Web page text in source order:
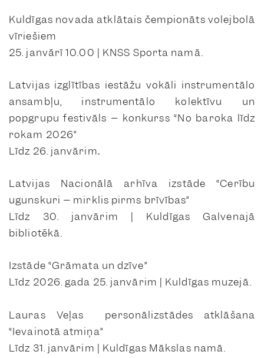
Kuldīgas novada atklātais čempionāts volejbolā
vīriešiem
25. janvārī 10.00 | KNSS Sporta namā.
Latvijas izglītības iestāžu vokāli instrumentālo
ansambļu, instrumentālo kolektīvu un
popgrupu festivāls – konkurss “No baroka līdz
rokam 2026”
Līdz 26. janvārim.
Latvijas Nacionālā arhīva izstāde “Cerību
ugunskuri – mirklis pirms brīvības”
Līdz 30. janvārim | Kuldīgas Galvenajā
bibliotēkā.
Izstāde “Grāmata un dzīve”
Līdz 2026. gada 25. janvārim | Kuldīgas muzejā.
Lauras Veļas personālizstādes atklāšana
“Ievainotā atmiņa”
Līdz 31. janvārim | Kuldīgas Mākslas namā.